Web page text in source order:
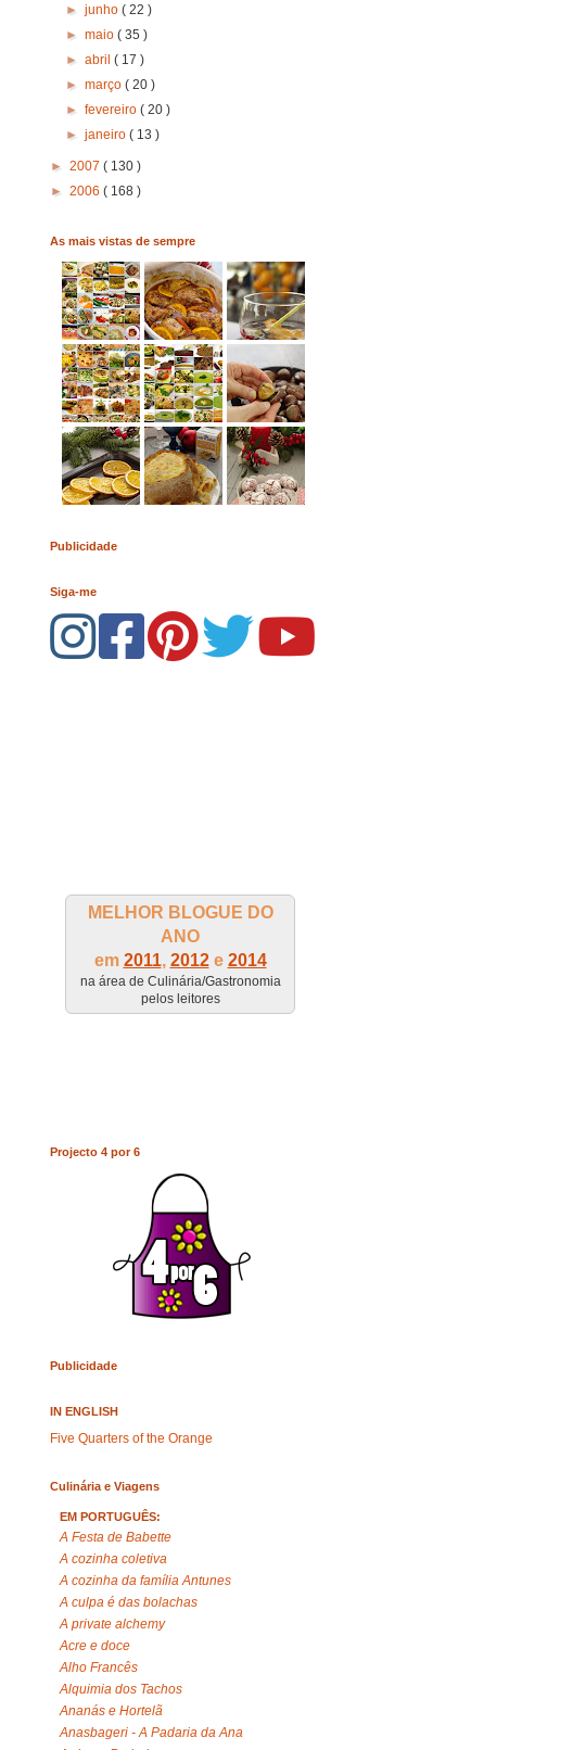
►junho( 22 )
►maio( 35 )
►abril( 17 )
►março( 20 )
►fevereiro( 20 )
►janeiro( 13 )
► 2007 ( 130 )
► 2006 ( 168 )
As mais vistas de sempre
Publicidade
Siga-me
MELHOR BLOGUE DO
ANO
em 2011, 2012e 2014
na área de Culinária/Gastronomia
pelos leitores
Projecto 4 por 6
Publicidade
IN ENGLISH
Five Quarters of the Orange
Culinária e Viagens
EM PORTUGUÊS:
A Festa de Babette
A cozinha coletiva
A cozinha da família Antunes
A culpa é das bolachas
A private alchemy
Acre e doce
Alho Francês
Alquimia dos Tachos
Ananás e Hortelã
Anasbageri - A Padaria da Ana